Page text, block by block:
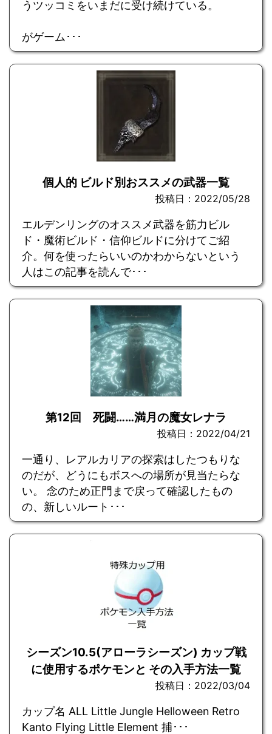
うツッコミをいまだに受け続けている。
がゲーム･･･
個人的 ビルド別おススメの武器一覧
投稿日：2022/05/28
エルデンリングのオススメ武器を筋力ビル
ド・魔術ビルド・信仰ビルドに分けてご紹
介。何を使ったらいいのかわからないという
人はこの記事を読んで･･･
第12回 死闘……満月の魔女レナラ
投稿日：2022/04/21
一通り、レアルカリアの探索はしたつもりな
のだが、どうにもボスへの場所が見当たらな
い。 念のため正門まで戻って確認したもの
の、新しいルート･･･
シーズン10.5(アローラシーズン) カップ戦
に使用するポケモンと その入手方法一覧
投稿日：2022/03/04
カップ名 ALL Little Jungle Helloween Retro
Kanto Flying Little Element 捕･･･